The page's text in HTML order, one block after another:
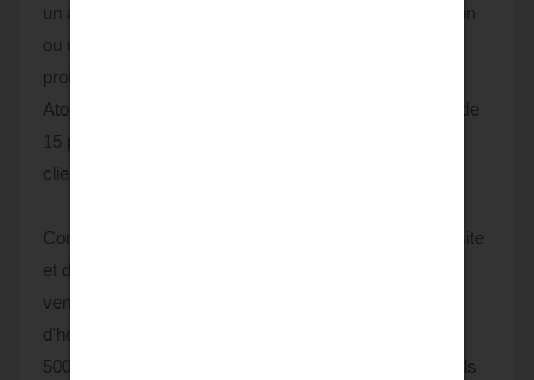
un appartement T3, parfait pour un logement de fonction
ou un espace administratif adapté à vos besoins
professionnels.
Atout principal : Ce bien bénéficie d'un parking privatif de
15 places, un avantage rare et précieux pour votre
clientèle ou vos collaborateurs.
Contactez-nous dès aujourd'hui pour organiser une visite
et découvrir le potentiel de ce local. Le prix du bien net
vendeur est de 750 000,00 € plus 3,00% TTC
d'honoraires charge acquéreur soit un prix total de 772
500,00 euros. Les informations sur les risques auxquels